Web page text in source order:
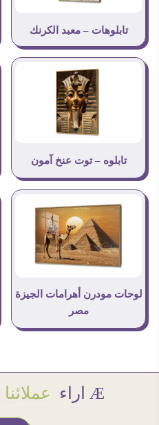
تابلوهات – معبد الكرنك
تابلوه – توت عنخ آمون
لوحات مودرن أهرامات الجيزة
مصر
Æ اراء عملائنا